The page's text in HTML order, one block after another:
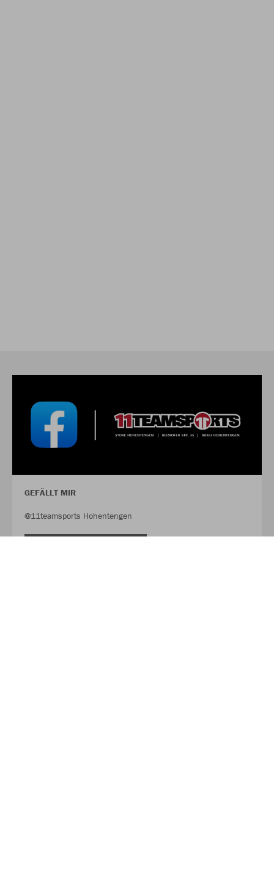
GEFÄLLT MIR
@11teamsports Hohentengen